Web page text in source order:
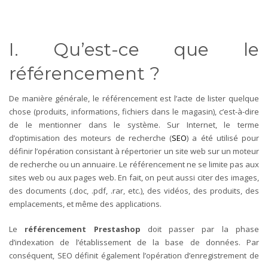
I. Qu’est-ce que le
référencement ?
De manière générale, le référencement est l’acte de lister quelque
chose (produits, informations, fichiers dans le magasin), c’est-à-dire
de le mentionner dans le système. Sur Internet, le terme
d’optimisation des moteurs de recherche (SEO) a été utilisé pour
définir l’opération consistant à répertorier un site web sur un moteur
de recherche ou un annuaire. Le référencement ne se limite pas aux
sites web ou aux pages web. En fait, on peut aussi citer des images,
des documents (.doc, .pdf, .rar, etc.), des vidéos, des produits, des
emplacements, et même des applications.
Le référencement Prestashop doit passer par la phase
d’indexation de l’établissement de la base de données. Par
conséquent, SEO définit également l’opération d’enregistrement de